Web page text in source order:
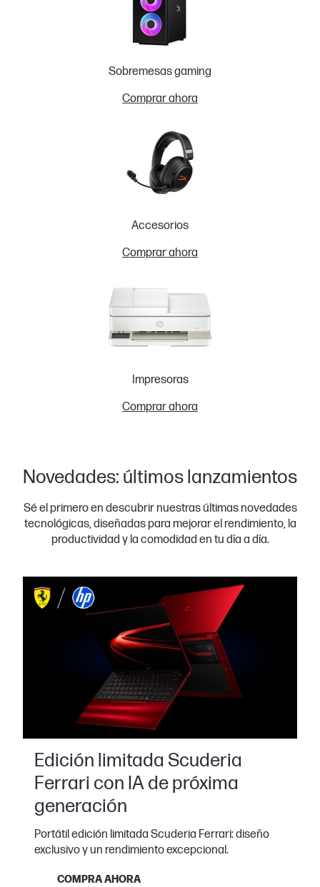
Sobremesas gaming
Comprar ahora
Accesorios
Comprar ahora
Impresoras
Comprar ahora
Novedades: últimos lanzamientos
Sé el primero en descubrir nuestras últimas novedades
tecnológicas, diseñadas para mejorar el rendimiento, la
productividad y la comodidad en tu día a día.
Edición limitada Scuderia
Ferrari con IA de próxima
generación
Portátil edición limitada Scuderia Ferrari: diseño
exclusivo y un rendimiento excepcional.
COMPRA AHORA